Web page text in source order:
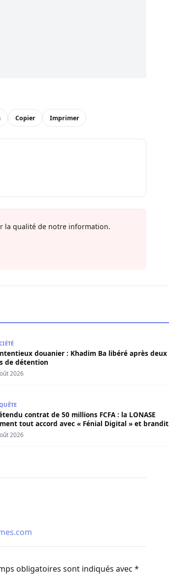
Copier Imprimer
la qualité de notre information.
douanier : Khadim Ba libéré après deux
de détention
2026
contrat de 50 millions FCFA : la LONASE
tout accord avec « Fénial Digital » et brandit
de poursuites
2026
obligatoires sont indiqués avec *